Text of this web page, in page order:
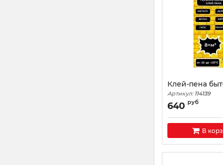
Клей-пена
Артикул: 114139
640 руб
В